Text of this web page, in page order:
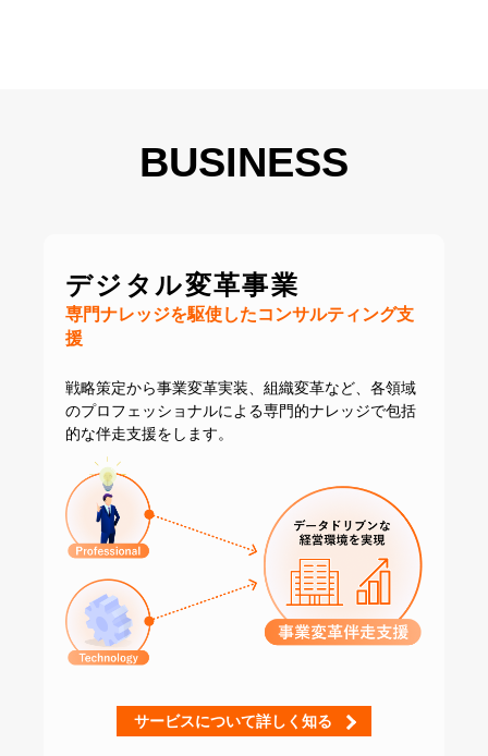
BUSINESS
デジタル変革事業
専門ナレッジを駆使したコンサルティング支
援
戦略策定から事業変革実装、組織変革など、 各領域
のプロフェッショナルによる専門的ナレッジで包括
的な伴走支援をします。
サービスについて詳しく知る